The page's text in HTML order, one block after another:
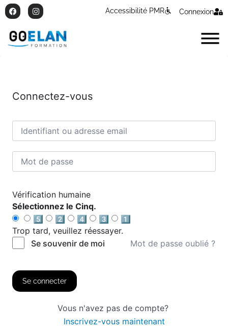
Accessibilité PMR Connexion
Connectez-vous
Vérification humaine
Sélectionnez le Cinq.
5️⃣
2️⃣ 4️⃣ 3️⃣
1️⃣
Trop tard, veuillez réessayer.
Se souvenir de moi
Mot de passe oublié ?
Se connecter
Vous n'avez pas de compte?
Inscrivez-vous maintenant